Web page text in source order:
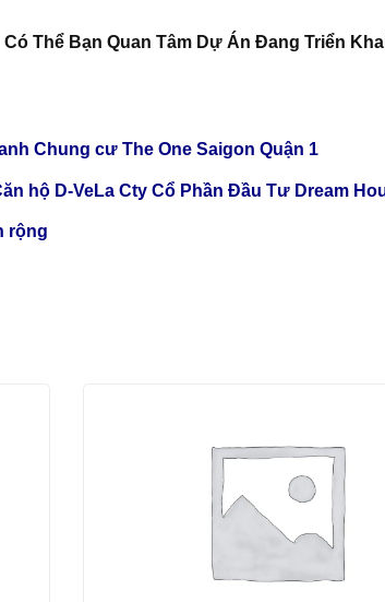
Có Thể Bạn Quan Tâm Dự Án Đang Triển
Chung cư The One Saigon Quận 1
hộ D-VeLa Cty Cổ Phần Đầu Tư Dream
rộng